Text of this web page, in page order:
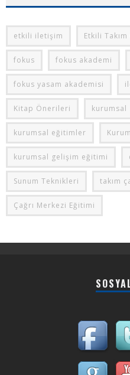
etkili iletişim Etkili Takım
fokus fokus akademi
fokus yasam akademisi
Kitap Önerileri kurumsal
kurumsal eğitimler
kurumsal gelişim eğitimi
Sunum Teknikleri takım
Çağrı Merkezi Eğitimi